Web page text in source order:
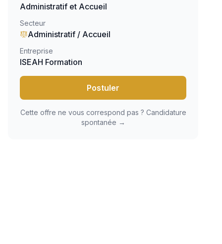
Administratif et Accueil
Secteur
Administratif / Accueil
Entreprise
ISEAH Formation
Postuler
Cette offre ne vous correspond pas ? Candidature
spontanée →